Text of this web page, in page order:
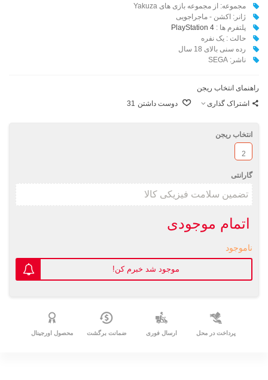
مجموعه: از مجموعه بازی های Yakuza
ژانر: اکشن - ماجراجویی
پلتفرم ها :PlayStation 4
حالت : یک نفره
رده سنی بالای 18 سال
ناشر: SEGA
راهنمای انتخاب ریجن
اشتراک گذاری
دوست داشتن 31
انتخاب ریجن
2
گارانتی
اتمام موجودی
ناموجود
موجود شد خبرم کن!
پرداخت در محل ارسال فوری ضمانت برگشت محصول اورجینال